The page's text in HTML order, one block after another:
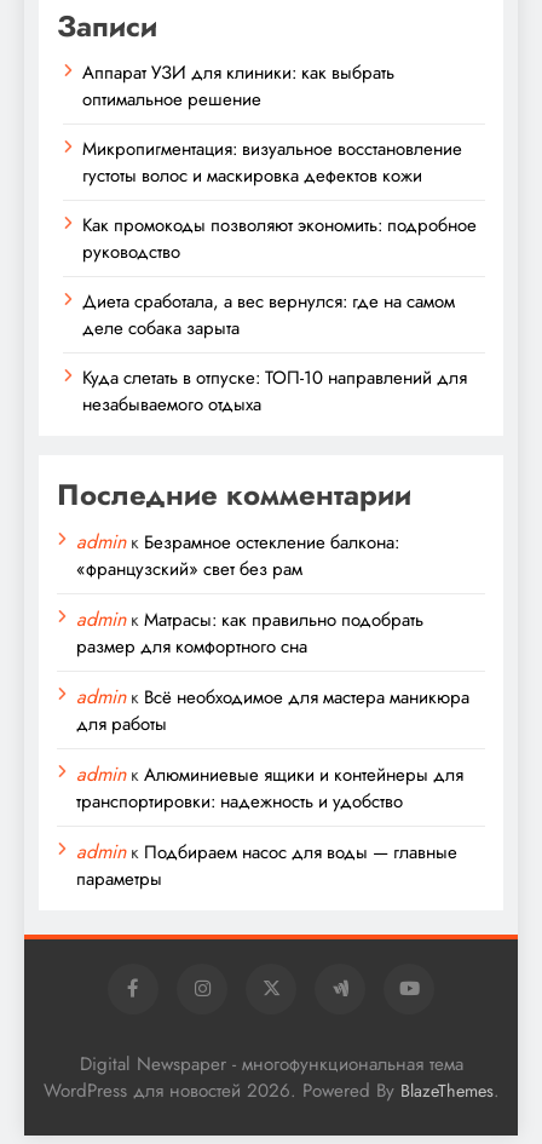
Записи
Аппарат УЗИ для клиники: как выбрать
оптимальное решение
Микропигментация: визуальное восстановление
густоты волос и маскировка дефектов кожи
Как промокоды позволяют экономить: подробное
руководство
Диета сработала, а вес вернулся: где на самом
деле собака зарыта
Куда слетать в отпуске: ТОП-10 направлений для
незабываемого отдыха
Последние комментарии
adminк Безрамное остекление балкона:
«французский» свет без рам
adminкМатрасы: как правильно подобрать
размер для комфортного сна
adminк Всё необходимое для мастера маникюра
для работы
adminкАлюминиевые ящики и контейнеры для
транспортировки: надежность и удобство
adminк Подбираем насос для воды — главные
параметры
Digital Newspaper - многофункциональная тема
WordPress для новостей 2026. Powered By BlazeThemes.